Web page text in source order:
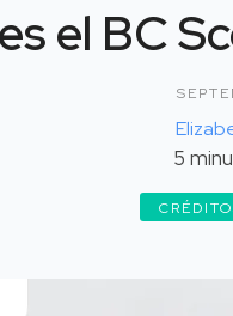
el BC
5